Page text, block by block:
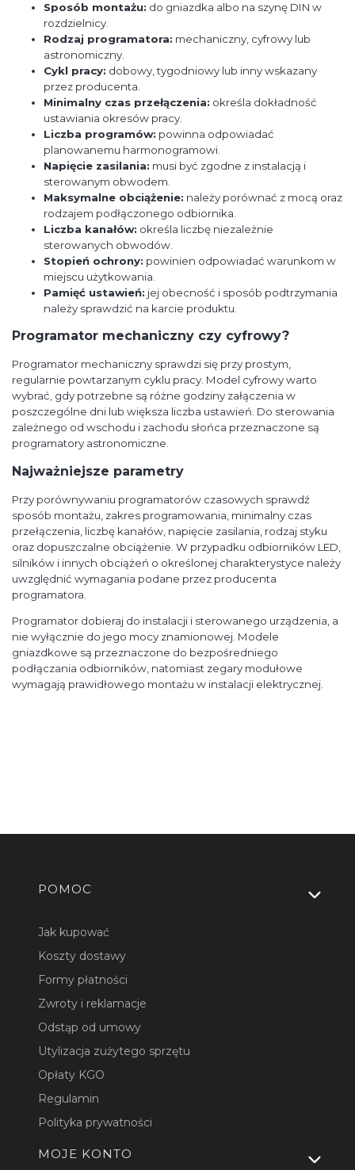
Sposób montażu: do gniazdka albo na szynę DIN w
rozdzielnicy.
Rodzaj programatora: mechaniczny, cyfrowy lub
astronomiczny.
Cykl pracy: dobowy, tygodniowy lub inny wskazany
przez producenta.
Minimalny czas przełączenia: określa dokładność
ustawiania okresów pracy.
Liczba programów: powinna odpowiadać
planowanemu harmonogramowi.
Napięcie zasilania: musi być zgodne z instalacją i
sterowanym obwodem.
Maksymalne obciążenie: należy porównać z mocą oraz
rodzajem podłączonego odbiornika.
Liczba kanałów: określa liczbę niezależnie
sterowanych obwodów.
Stopień ochrony: powinien odpowiadać warunkom w
miejscu użytkowania.
Pamięć ustawień: jej obecność i sposób podtrzymania
należy sprawdzić na karcie produktu.
Programator mechaniczny czy cyfrowy?
Programator mechaniczny sprawdzi się przy prostym,
regularnie powtarzanym cyklu pracy. Model cyfrowy warto
wybrać, gdy potrzebne są różne godziny załączenia w
poszczególne dni lub większa liczba ustawień. Do sterowania
zależnego od wschodu i zachodu słońca przeznaczone są
programatory astronomiczne.
Najważniejsze parametry
Przy porównywaniu programatorów czasowych sprawdź
sposób montażu, zakres programowania, minimalny czas
przełączenia, liczbę kanałów, napięcie zasilania, rodzaj styku
oraz dopuszczalne obciążenie. W przypadku odbiorników LED,
silników i innych obciążeń o określonej charakterystyce należy
uwzględnić wymagania podane przez producenta
programatora.
Programator dobieraj do instalacji i sterowanego urządzenia, a
nie wyłącznie do jego mocy znamionowej. Modele
gniazdkowe są przeznaczone do bezpośredniego
podłączania odbiorników, natomiast zegary modułowe
wymagają prawidłowego montażu w instalacji elektrycznej.
Linki w stopce
POMOC
Jak kupować
Koszty dostawy
Formy płatności
Zwroty i reklamacje
Odstąp od umowy
Utylizacja zużytego sprzętu
Opłaty KGO
Regulamin
Polityka prywatności
MOJE KONTO